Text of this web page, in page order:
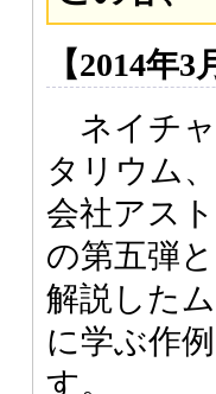
【2014年
ネイチャ
タリウム
会社アス
の第五弾
解説した
に学ぶ作
す。